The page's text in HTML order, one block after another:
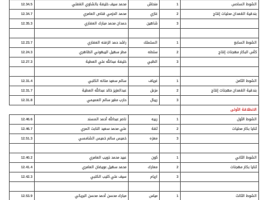
الشوط السادس 1 منحاش محمد سيف خليفة بالشاوي الغفلي
12.34.5
بندقيةالقعدانمحلياتإنتاج 2 غازي محمد الحزمي قناص العامري
12.34.7
3
شاهين حمدان محمد مبارك العفاري 12.35.3
الشوط السابع 1 السلملك راشد حمد الزفنه العفاري
12.23.7
كأسالبكارمهجناتإنتاج 2 سلطه مطر سهيل اليبهوني الظاهري
12.24.3
3
الظبي خليفة عبدالله علي العطية 12.27.3
الشوط الثامن 1 غرياف سالم سعيد منانه الكتبي
12.31.4
بندقيةالقعدانمهجناتإنتاج 2 مزعل عبدالعزيز خالد عبدالله العطية
12.31.7
3
ريبال حارب مغير سالم العميمي
12.31.8
الانطلاقة الأولى
الشوط الأول
1 ربيه ناصر عبدالله أحمد المسند
12.46.6
ثنايا بكار محليات
2 ثقة علي محمد سعيد النابت المري
12.46.7
3
معزه خميس سالم خميس الشامسي 12.51.3
الشوط الثاني 1 كون عبيد محمد ذويب العامري
12.40.2
ثنايا بكار مهجنات
2 معارك محمد سهيل عويضان العامري
12.41.4
3
اريام سيف علي كليب الكتبي 12.42.3
الشوط الثالث 1 مياس مبارك محسن أحمد محسن البريكي
12.53.9